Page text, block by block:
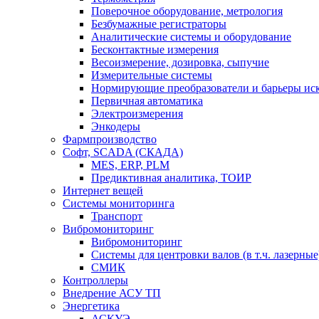
Поверочное оборудование, метрология
Безбумажные регистраторы
Аналитические системы и оборудование
Бесконтактные измерения
Весоизмерение, дозировка, сыпучие
Измерительные системы
Нормирующие преобразователи и барьеры
Первичная автоматика
Электроизмерения
Энкодеры
Фармпроизводство
Софт, SCADA (СКАДА)
MES, ERP, PLM
Предиктивная аналитика, ТОИР
Интернет вещей
Системы мониторинга
Транспорт
Вибромониторинг
Вибромониторинг
Системы для центровки валов (в т.ч.
СМИК
Контроллеры
Внедрение АСУ ТП
Энергетика